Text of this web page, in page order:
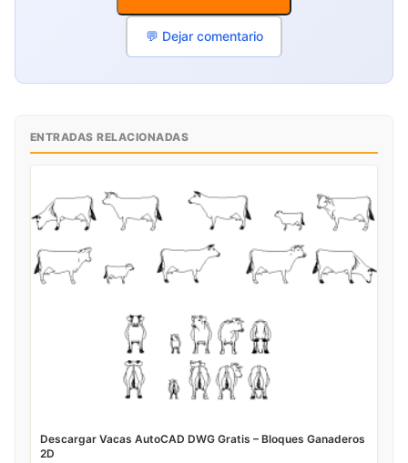
💬 Dejar comentario
ENTRADAS RELACIONADAS
Descargar Vacas AutoCAD DWG Gratis – Bloques Ganaderos
2D